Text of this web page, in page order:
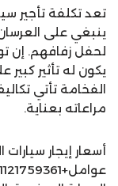
تعد تكلفة تأجير
ينبغي على
لحفل زفافهم. إن
يكون له تأثير
الفخامة تأتي
مراعاته بعناية.
أسعار إيجار